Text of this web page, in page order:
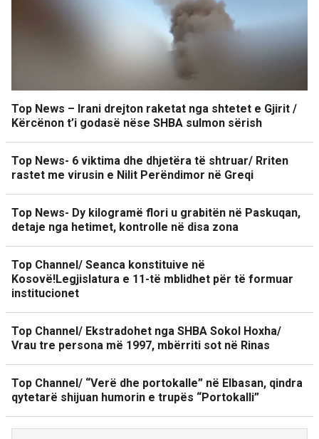
Top News – Irani drejton raketat nga shtetet e Gjirit /
Kërcënon t’i godasë nëse SHBA sulmon sërish
Top News- 6 viktima dhe dhjetëra të shtruar/ Rriten
rastet me virusin e Nilit Perëndimor në Greqi
Top News- Dy kilogramë flori u grabitën në Paskuqan,
detaje nga hetimet, kontrolle në disa zona
Top Channel/ Seanca konstituive në
Kosovë!Legjislatura e 11-të mblidhet për të formuar
institucionet
Top Channel/ Ekstradohet nga SHBA Sokol Hoxha/
Vrau tre persona më 1997, mbërriti sot në Rinas
Top Channel/ “Verë dhe portokalle” në Elbasan, qindra
qytetarë shijuan humorin e trupës “Portokalli”